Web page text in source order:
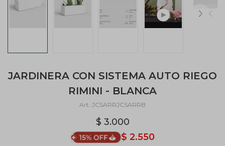
JARDINERA CON SISTEMA AUTO RIEGO
RIMINI - BLANCA
JCSARRJCSARRB
$ 3.000
$ 2.550